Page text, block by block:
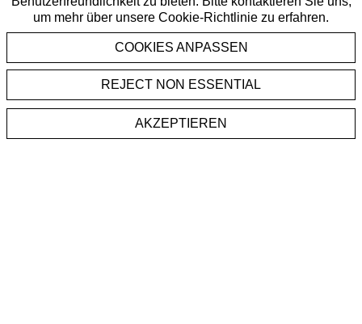
um mehr über unsere Cookie-Richtlinie zu erfahren.
REJECT NON ESSENTIAL
AKZEPTIEREN